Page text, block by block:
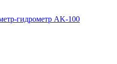
гидрометр AK-100